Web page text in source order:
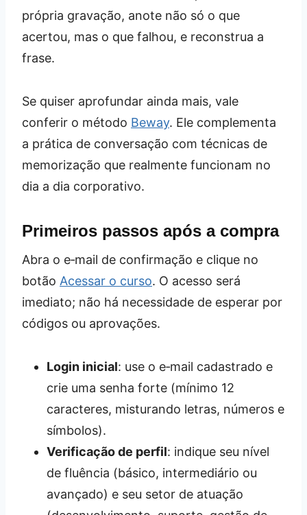
própria gravação, anote não só o que
acertou, mas o que falhou, e reconstrua a
frase.
Se quiser aprofundar ainda mais, vale
conferir o método Beway. Ele complementa
a prática de conversação com técnicas de
memorização que realmente funcionam no
dia a dia corporativo.
Primeiros passos após a compra
Abra o e‑mail de confirmação e clique no
botão Acessar o curso. O acesso será
imediato; não há necessidade de esperar por
códigos ou aprovações.
Login inicial: use o e‑mail cadastrado e
crie uma senha forte (mínimo 12
caracteres, misturando letras, números e
símbolos).
Verificação de perfil: indique seu nível
de fluência (básico, intermediário ou
avançado) e seu setor de atuação